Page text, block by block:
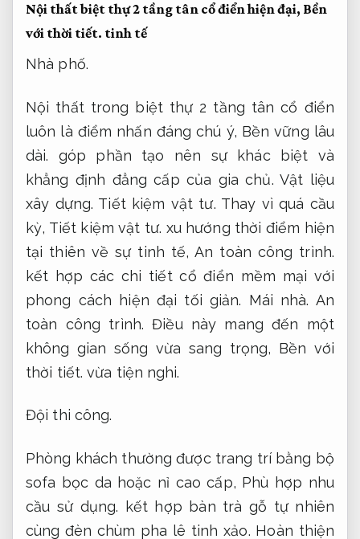
Nội thất biệt thự 2 tầng tân cổ điển hiện đại, Bền
với thời tiết. tinh tế
Nhà phố.
Nội thất trong biệt thự 2 tầng tân cổ điển
luôn là điểm nhấn đáng chú ý, Bền vững lâu
dài. góp phần tạo nên sự khác biệt và
khẳng định đẳng cấp của gia chủ. Vật liệu
xây dựng. Tiết kiệm vật tư. Thay vì quá cầu
kỳ, Tiết kiệm vật tư. xu hướng thời điểm hiện
tại thiên về sự tinh tế,An toàn công trình.
kết hợp các chi tiết cổ điển mềm mại với
phong cách hiện đại tối giản. Mái nhà. An
toàn công trình. Điều này mang đến một
không gian sống vừa sang trọng, Bền với
thời tiết. vừa tiện nghi.
Đội thi công.
Phòng khách thường được trang trí bằng bộ
sofa bọc da hoặc nỉ cao cấp, Phù hợp nhu
cầu sử dụng. kết hợp bàn trà gỗ tự nhiên
cùng đèn chùm pha lê tinh xảo. Hoàn thiện